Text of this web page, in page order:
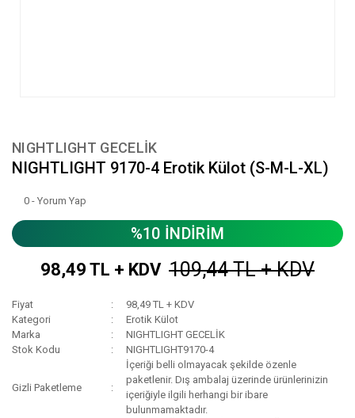
NIGHTLIGHT GECELİK
NIGHTLIGHT 9170-4 Erotik Külot (S-M-L-XL)
0 - Yorum Yap
%10 İNDİRİM
98,49 TL + KDV 109,44 TL + KDV
Fiyat
98,49 TL + KDV
Kategori
Erotik Külot
Marka
NIGHTLIGHT GECELİK
Stok Kodu
NIGHTLIGHT9170-4
Gizli Paketleme
İçeriği belli olmayacak şekilde özenle
paketlenir. Dış ambalaj üzerinde ürünlerinizin
içeriğiyle ilgili herhangi bir ibare
bulunmamaktadır.